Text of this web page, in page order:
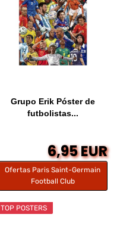
Grupo Erik Póster de
futbolistas...
6,95 EUR
Ofertas Paris Saint-Germain
Football Club
TOP POSTERS